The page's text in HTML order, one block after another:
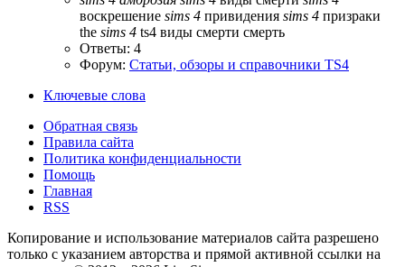
воскрешение sims 4 привидения sims 4 призраки
the sims 4 ts4 виды смерти смерть
Ответы: 4
Форум: Статьи, обзоры и справочники TS4
Ключевые слова
Обратная связь
Правила сайта
Политика конфиденциальности
Помощь
Главная
RSS
Копирование и использование материалов сайта разрешено
только с указанием авторства и прямой активной ссылки на